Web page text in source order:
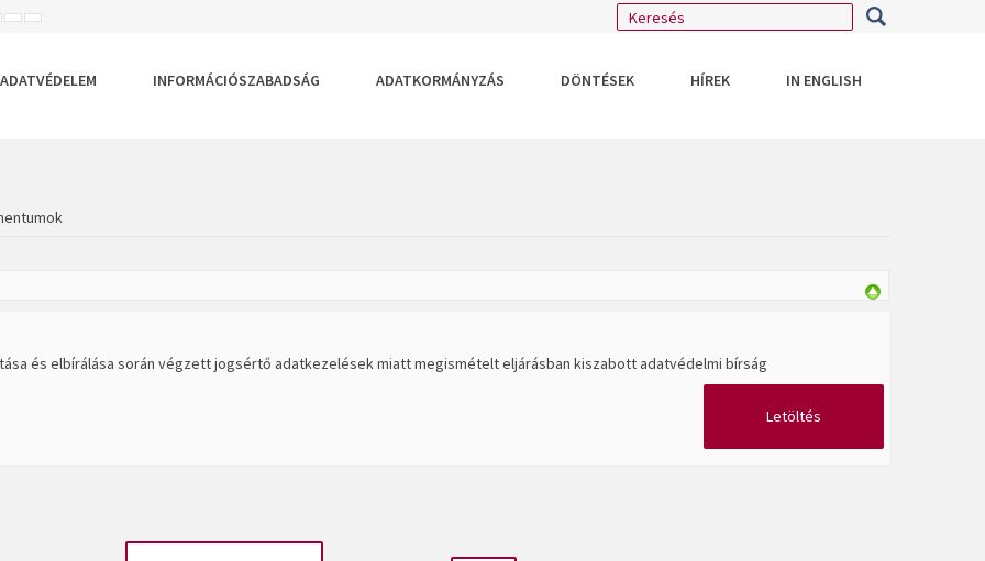
ALAPÉRTELMEZETT
NAGYOBB
ADATVÉDELEM
INFORMÁCIÓSZABADSÁG ADATKORMÁNYZÁS DÖNTÉSEK HÍREK IN ENGLISH
és elbírálása során végzett jogsértő adatkezelések miatt megismételt eljárásban kiszabott adatvédelmi bírság
Letöltés